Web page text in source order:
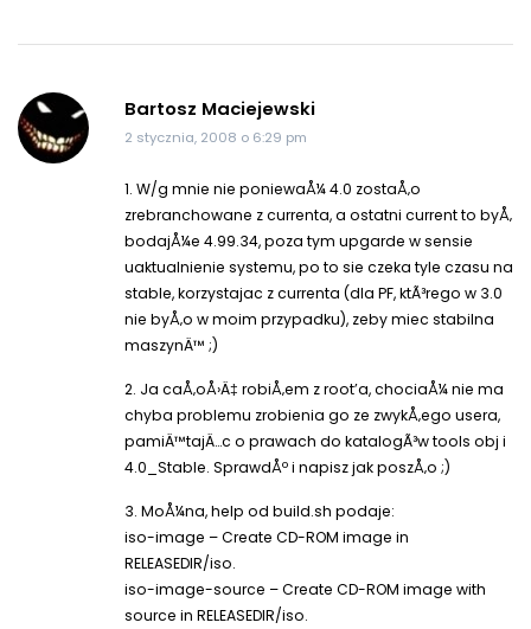
Bartosz Maciejewski
2 stycznia, 2008 o 6:29 pm
1. W/g mnie nie poniewaÅ¼ 4.0 zostaÅ‚o
zrebranchowane z currenta, a ostatni current to byÅ‚
bodajÅ¼e 4.99.34, poza tym upgarde w sensie
uaktualnienie systemu, po to sie czeka tyle czasu na
stable, korzystajac z currenta (dla PF, ktÃ³rego w 3.0
nie byÅ‚o w moim przypadku), zeby miec stabilna
maszynÄ™ ;)
2. Ja caÅ‚oÅ›Ä‡ robiÅ‚em z root’a, chociaÅ¼ nie ma
chyba problemu zrobienia go ze zwykÅ‚ego usera,
pamiÄ™tajÄ…c o prawach do katalogÃ³w tools obj i
4.0_Stable. SprawdÅº i napisz jak poszÅ‚o ;)
3. MoÅ¼na, help od build.sh podaje:
iso-image – Create CD-ROM image in
RELEASEDIR/iso.
iso-image-source – Create CD-ROM image with
source in RELEASEDIR/iso.